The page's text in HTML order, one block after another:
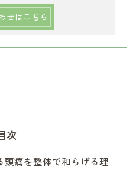
せはこちら
次
頭痛を整体で和らげる理